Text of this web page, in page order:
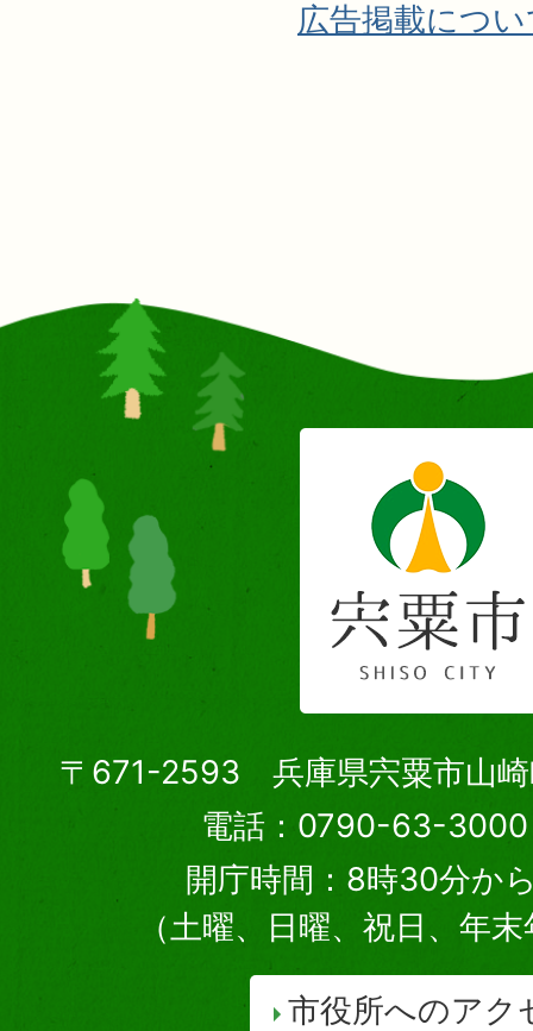
広告掲載につ
〒671-2593 兵庫県宍粟市山崎
電話：0790-63-3000
開庁時間：8時30分か
（土曜、日曜、祝日、年
市役所へのアク